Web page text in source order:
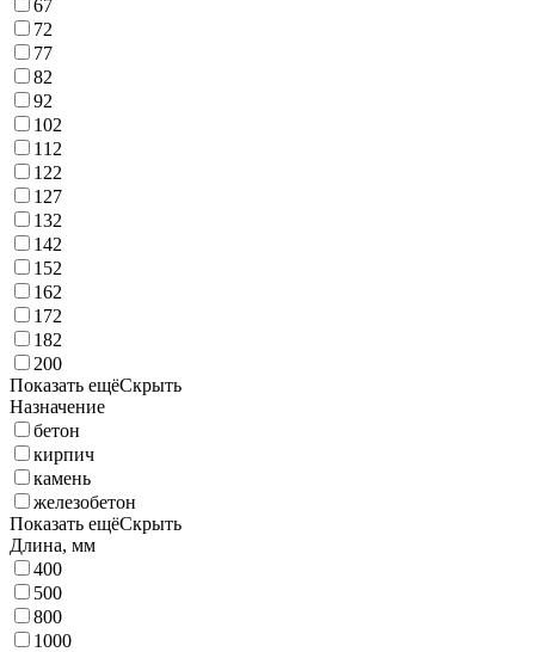
67
72
77
82
92
102
112
122
127
132
142
152
162
172
182
200
Показать ещёСкрыть
Назначение
бетон
кирпич
камень
железобетон
Показать ещёСкрыть
Длина, мм
400
500
800
1000